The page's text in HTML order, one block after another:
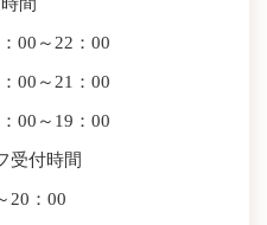
～22：00
21：00
～19：00
受付時間
20：00